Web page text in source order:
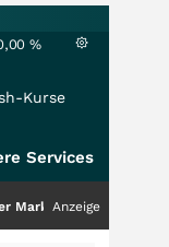
%
Kurse
Services
immer nur die Hälfte
Anzeige